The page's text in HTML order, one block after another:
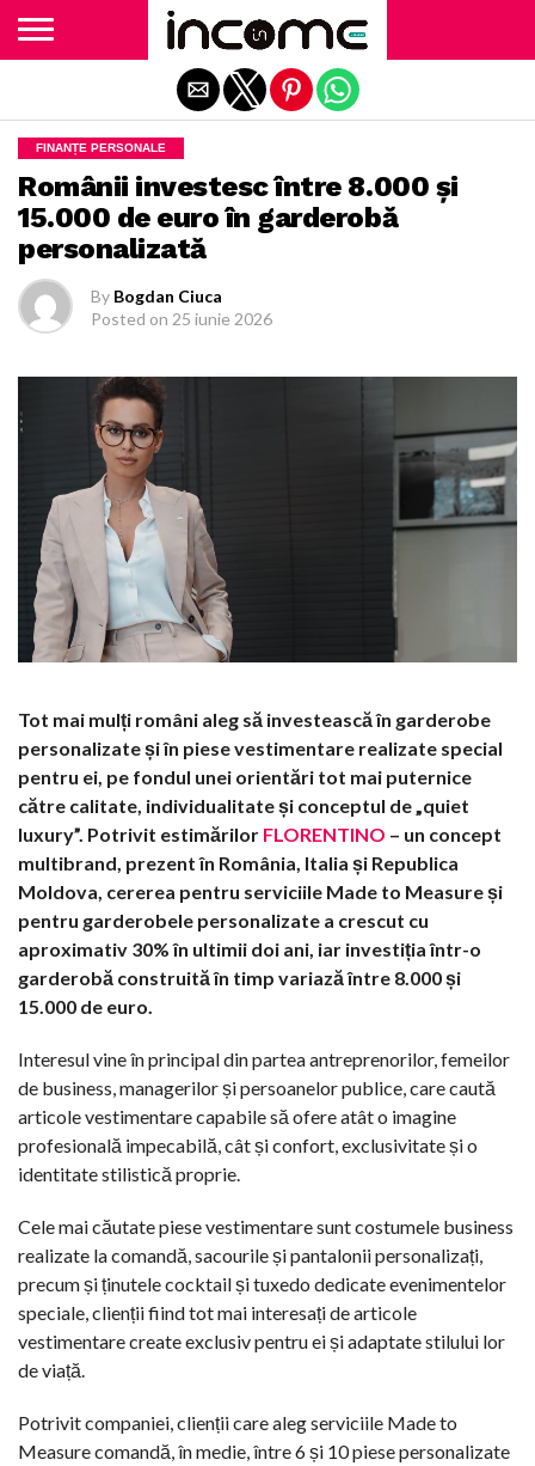
FINANȚE PERSONALE
Românii investesc între 8.000 și
15.000 de euro în garderobă
personalizată
By Bogdan Ciuca
Posted on 25 iunie 2026
Tot mai mulți români aleg să investească în garderobe
personalizate și în piese vestimentare realizate special
pentru ei, pe fondul unei orientări tot mai puternice
către calitate, individualitate și conceptul de „quiet
luxury”. Potrivit estimărilor FLORENTINO – un concept
multibrand, prezent în România, Italia și Republica
Moldova, cererea pentru serviciile Made to Measure și
pentru garderobele personalizate a crescut cu
aproximativ 30% în ultimii doi ani, iar investiția într-o
garderobă construită în timp variază între 8.000 și
15.000 de euro.
Interesul vine în principal din partea antreprenorilor, femeilor
de business, managerilor și persoanelor publice, care caută
articole vestimentare capabile să ofere atât o imagine
profesională impecabilă, cât și confort, exclusivitate și o
identitate stilistică proprie.
Cele mai căutate piese vestimentare sunt costumele business
realizate la comandă, sacourile și pantalonii personalizați,
precum și ținutele cocktail și tuxedo dedicate evenimentelor
speciale, clienții fiind tot mai interesați de articole
vestimentare create exclusiv pentru ei și adaptate stilului lor
de viață.
Potrivit companiei, clienții care aleg serviciile Made to
Measure comandă, în medie, între 6 și 10 piese personalizate
Exit mobile version